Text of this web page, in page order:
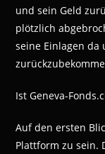
und sein Geld
plötzlich
seine Einlagen da
Ist Geneva-
Auf den ersten
Plattform zu sein.